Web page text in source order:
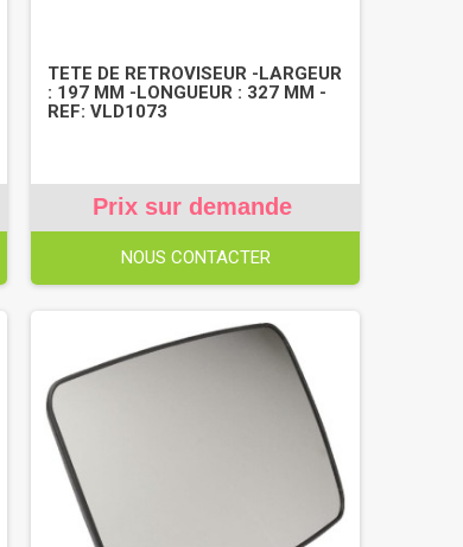
TETE DE RETROVISEUR -LARGEUR
: 197 MM -LONGUEUR : 327 MM -
REF: VLD1073
Prix sur demande
NOUS CONTACTER